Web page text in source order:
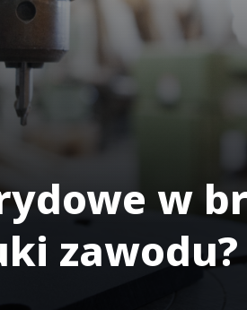
w
zawodu?